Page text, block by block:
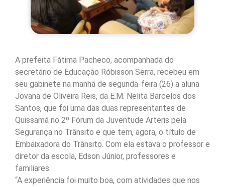
A prefeita Fátima Pacheco, acompanhada do
secretário de Educação Róbisson Serra, recebeu em
seu gabinete na manhã de segunda-feira (26) a aluna
Jovana de Oliveira Reis, da E.M. Nelita Barcelos dos
Santos, que foi uma das duas representantes de
Quissamã no 2º Fórum da Juventude Arteris pela
Segurança no Trânsito e que tem, agora, o título de
Embaixadora do Trânsito. Com ela estava o professor e
diretor da escola, Edson Júnior, professores e
familiares.
“A experiência foi muito boa, com atividades que nos